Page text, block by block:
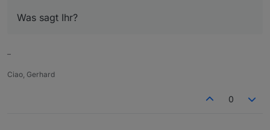
Was sagt Ihr?
–
Ciao, Gerhard
0